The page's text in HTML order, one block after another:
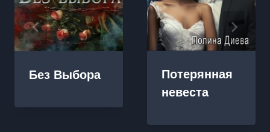
Без Выбора
Потерянная
невеста